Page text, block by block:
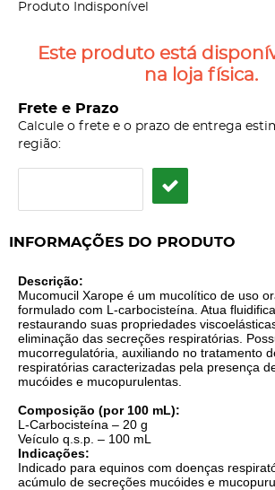
Produto Indisponível
Este produto está
na loja física.
Frete e Prazo
Calcule o frete e o prazo de entrega
região:
INFORMAÇÕES DO PRODUTO
Descrição:
Mucomucil Xarope é um mucolítico de uso
formulado com L-carbocisteína. Atua
restaurando suas propriedades
eliminação das secreções respiratórias.
mucorregulatória, auxiliando no tratamento
respiratórias caracterizadas pela presença
mucóides e mucopurulentas.
Composição (por 100 mL):
L-Carbocisteína – 20 g
Veículo q.s.p. – 100 mL
Indicações:
Indicado para equinos com doenças
acúmulo de secreções mucóides e